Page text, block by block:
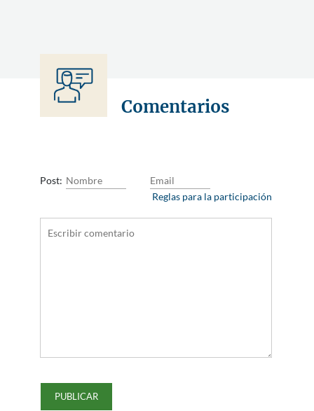
Comentarios
Post:
Reglas para la participación